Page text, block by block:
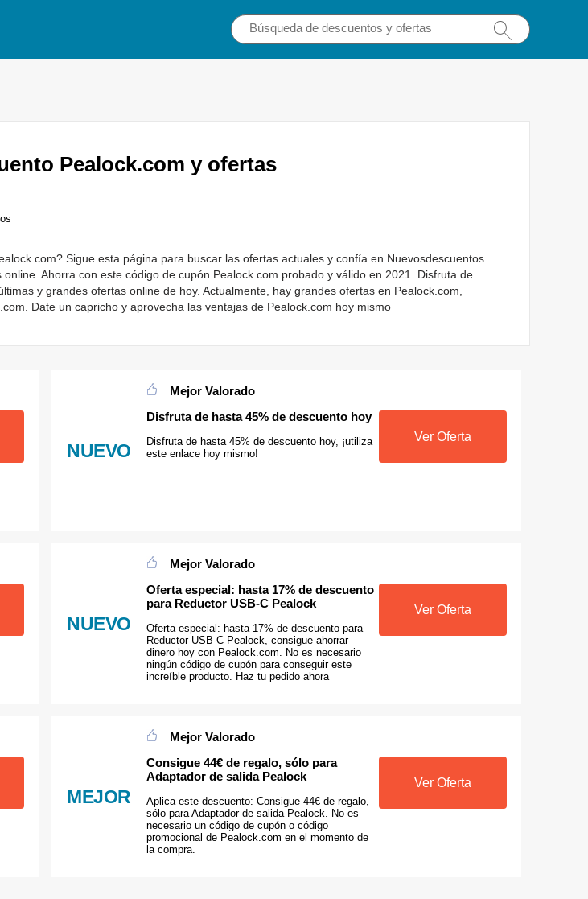
Pealock.com y ofertas
Sigue esta página para buscar las ofertas actuales y confía en Nuevosdescuentos
Ahorra con este código de cupón Pealock.com probado y válido en 2021. Disfruta de
y grandes ofertas online de hoy. Actualmente, hay grandes ofertas en Pealock.com,
Date un capricho y aprovecha las ventajas de Pealock.com hoy mismo
NUEVO
Mejor Valorado
Disfruta de hasta 45% de descuento hoy
Disfruta de hasta 45% de descuento hoy, ¡utiliza
este enlace hoy mismo!
Ver Oferta
NUEVO
Mejor Valorado
Oferta especial: hasta 17% de descuento
para Reductor USB-C Pealock
Oferta especial: hasta 17% de descuento para
Reductor USB-C Pealock, consigue ahorrar
dinero hoy con Pealock.com. No es necesario
ningún código de cupón para conseguir este
increíble producto. Haz tu pedido ahora
Ver Oferta
MEJOR
Mejor Valorado
Consigue 44€ de regalo, sólo para
Adaptador de salida Pealock
Aplica este descuento: Consigue 44€ de regalo,
sólo para Adaptador de salida Pealock. No es
necesario un código de cupón o código
promocional de Pealock.com en el momento de
la compra.
Ver Oferta